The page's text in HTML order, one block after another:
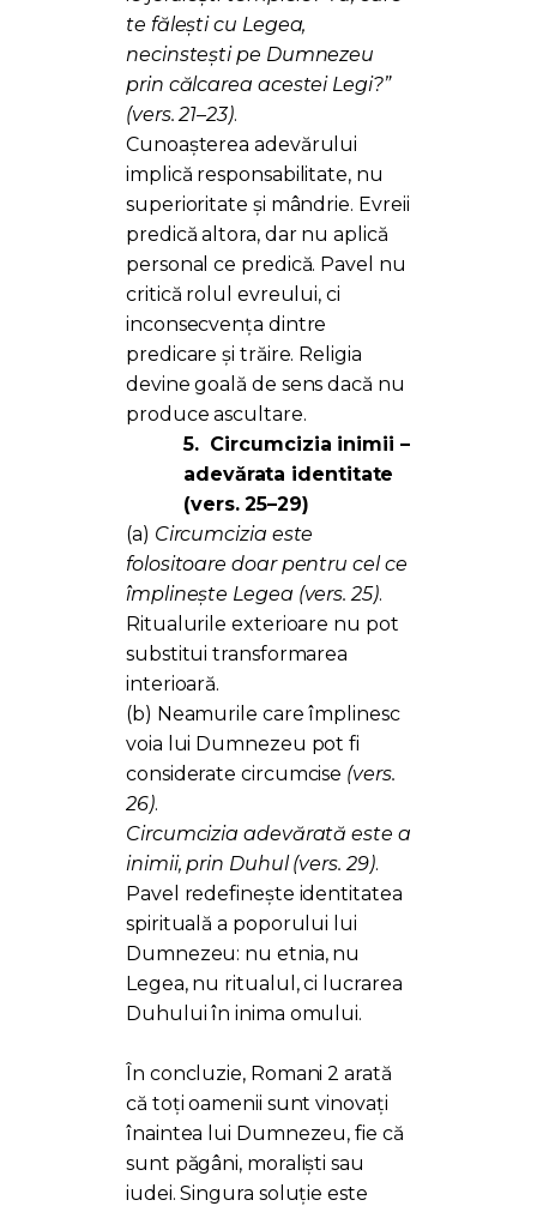
te fălești cu Legea,
necinstești pe Dumnezeu
prin călcarea acestei Legi?”
(vers. 21–23).
Cunoașterea adevărului
implică responsabilitate, nu
superioritate și mândrie. Evreii
predică altora, dar nu aplică
personal ce predică. Pavel nu
critică rolul evreului, ci
inconsecvența dintre
predicare și trăire. Religia
devine goală de sens dacă nu
produce ascultare.
5. Circumcizia inimii –
adevărata identitate
(vers. 25–29)
(a) Circumcizia este
folositoare doar pentru cel ce
împlinește Legea (vers. 25).
Ritualurile exterioare nu pot
substitui transformarea
interioară.
(b) Neamurile care împlinesc
voia lui Dumnezeu pot fi
considerate circumcise (vers.
26).
Circumcizia adevărată este a
inimii, prin Duhul (vers. 29).
Pavel redefinește identitatea
spirituală a poporului lui
Dumnezeu: nu etnia, nu
Legea, nu ritualul, ci lucrarea
Duhului în inima omului.
În concluzie, Romani 2 arată
că toți oamenii sunt vinovați
înaintea lui Dumnezeu, fie că
sunt păgâni, moraliști sau
iudei. Singura soluție este